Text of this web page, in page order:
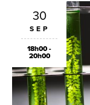
30
SEP
18h00 -
20h00